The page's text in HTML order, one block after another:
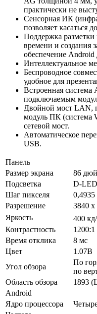
практически не
Сенсорная ИК
позволяет касаться
Поддержка
времени и создания
обеспечение Android
Интеллектуальное
Беспроводное
удобное для
Встроенная система
подключаемым
Двойной мост LAN,
модуль ПК (система
сетевой мост.
Автоматическое
USB.
Панель
Размер экрана
86
Подсветка
D-LED
Шаг пикселя
Разрешение
3840 х
Яркость
400
Контрастность
1200:1
Время отклика
8 мс
Цвет
1.07B
Угол обзора
По
по
Область обзора
1893
Android
Ядро процессора